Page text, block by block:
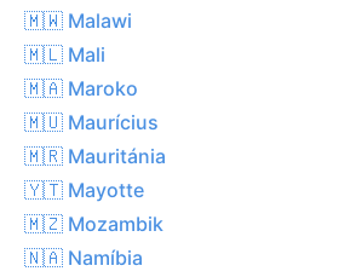
🇲🇼 Malawi
🇲🇱 Mali
🇲🇦 Maroko
🇲🇺 Maurícius
🇲🇷 Mauritánia
🇾🇹 Mayotte
🇲🇿 Mozambik
🇳🇦 Namíbia